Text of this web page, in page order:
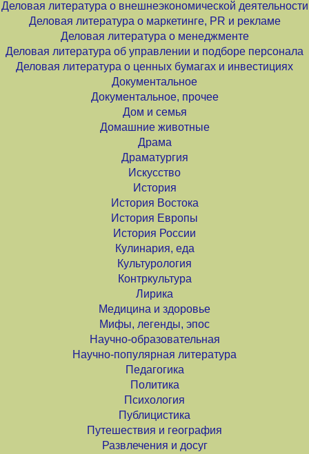
Деловая литература о внешнеэкономической деятельности
Деловая литература о маркетинге, PR и рекламе
Деловая литература о менеджменте
Деловая литература об управлении и подборе персонала
Деловая литература о ценных бумагах и инвестициях
Документальное
Документальное, прочее
Дом и семья
Домашние животные
Драма
Драматургия
Искусство
История
История Востока
История Европы
История России
Кулинария, еда
Культурология
Контркультура
Лирика
Медицина и здоровье
Мифы, легенды, эпос
Научно-образовательная
Научно-популярная литература
Педагогика
Политика
Психология
Публицистика
Путешествия и география
Развлечения и досуг